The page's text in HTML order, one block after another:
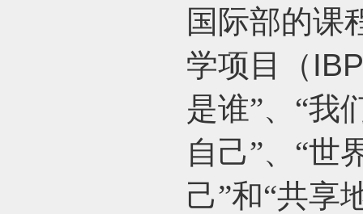
国际部的课
学项目（
是谁”、“我
自己”、“世
己”和“共享